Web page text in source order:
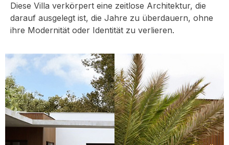
Diese Villa verkörpert eine zeitlose Architektur, die
darauf ausgelegt ist, die Jahre zu überdauern, ohne
ihre Modernität oder Identität zu verlieren.